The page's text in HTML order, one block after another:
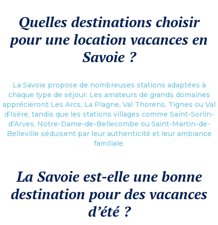
Quelles destinations choisir
pour une location vacances en
Savoie ?
La Savoie propose de nombreuses stations adaptées à
chaque type de séjour. Les amateurs de grands domaines
apprécieront Les Arcs, La Plagne, Val Thorens, Tignes ou Val
d’Isère, tandis que les stations villages comme Saint-Sorlin-
d’Arves, Notre-Dame-de-Bellecombe ou Saint-Martin-de-
Belleville séduisent par leur authenticité et leur ambiance
familiale.
La Savoie est-elle une bonne
destination pour des vacances
d’été ?